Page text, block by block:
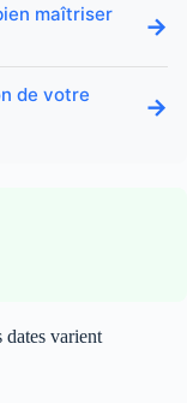
maîtriser
→
de votre
→
varient